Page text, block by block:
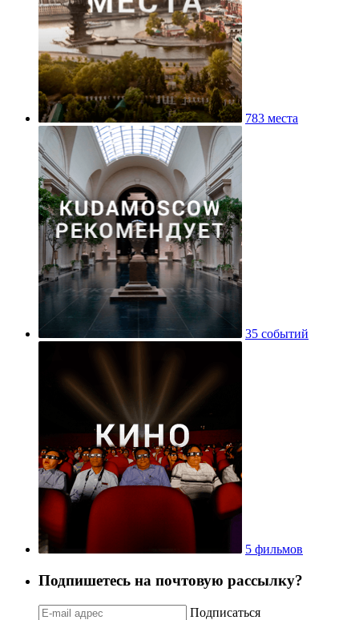
783 места
35 событий
5 фильмов
Подпишетесь на почтовую рассылку?
Подписаться